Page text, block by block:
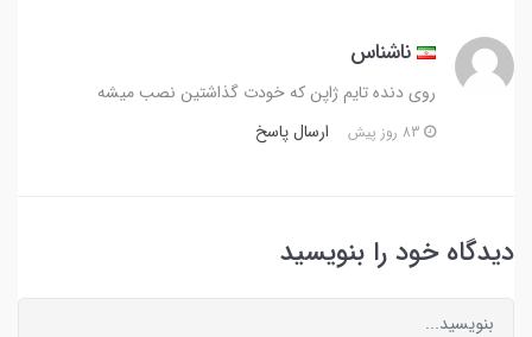
ناشناس
روی دنده تایم ژاپن که خودت گذاشتین نصب میشه
ارسال پاسخ
دیدگاه خود را بنویسید